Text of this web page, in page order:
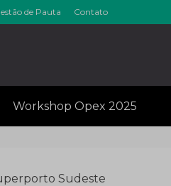
de Pauta Contato
&
Workshop Opex 2025
Sudeste